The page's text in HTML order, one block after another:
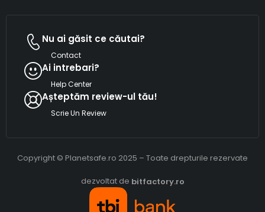
Nu ai găsit ce căutai?
Contact
Ai intrebari?
Help Center
Așteptăm review-ul tău!
Scrie Un Review
Copyright © Planetsafe.ro 2025 – Toate drepturile rezervate
dezvoltat de bitfactory.ro